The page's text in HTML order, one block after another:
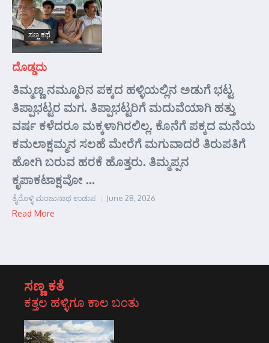
ಸಣ್ಣ ಕಥೆ
ದೊಡ್ಡದು
ತಿಮ್ಮಣ್ಣ ನಮ್ಮೂರಿನ ಪಕ್ಕದ ಹಳ್ಳಿಯಲ್ಲಿನ ಅಡುಗೆ ಭಟ್ಟ
ತಿಪ್ಪಾಭಟ್ಟರ ಮಗ. ತಿಪ್ಪಾಭಟ್ಟರಿಗೆ ಮದುವೆಯಾಗಿ ಹತ್ತು
ವರ್ಷ ಕಳೆದರೂ ಮಕ್ಕಳಾಗಿರಲಿಲ್ಲ. ಕೊನೆಗೆ ಪಕ್ಕದ ಮನೆಯ
ಕಮಲಾಕ್ಷಮ್ಮನ ಸಲಹೆ ಮೇರೆಗೆ ಮಗುವಾದರೆ ತಿರುಪತಿಗೆ
ಹೋಗಿ ಬರುವ ಹರಕೆ ಹೊತ್ತರು. ತಿಮ್ಮಪ್ಪನ
ಕೃಪಾಕಟಾಕ್ಷವೋ ...
ತೈರೊಳ್ಳಿ ಮಂಜುನಾಥ ಉಡುಪ June 28, 2026
Read More
ಸಣ್ಣ ಕತೆ
ಕತ್ತಲ ಹಳ್ಳಿಗೂ ಕಾಲ ಬಂತು